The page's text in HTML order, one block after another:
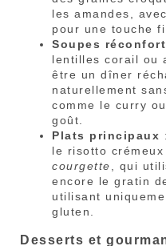
les amandes,
pour une touche
Soupes
lentilles corail ou
être un dîner
naturellement
comme le curry
goût.
Plats principaux
le risotto crémeux
courgette , qui
encore le gratin
utilisant
gluten.
Desserts et